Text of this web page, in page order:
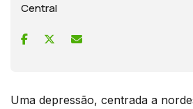
Central
Uma depressão, centrada a